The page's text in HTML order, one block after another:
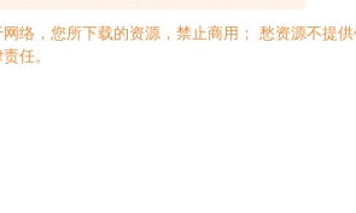
络，您所下载的资源，禁止商用； 愁资源不提
任。